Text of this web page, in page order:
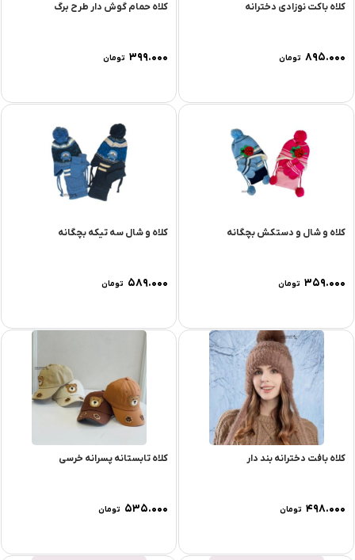
کلاه باکت نوزادی دخترانه
۸۹۵.۰۰۰ تومان
کلاه حمام گوش دار طرح برگ
۳۹۹.۰۰۰ تومان
کلاه و شال و دستکش بچگانه
۳۵۹.۰۰۰ تومان
کلاه و شال سه تیکه بچگانه
۵۸۹.۰۰۰ تومان
کلاه بافت دخترانه بند دار
۴۹۸.۰۰۰ تومان
کلاه تابستانه پسرانه خرسی
۵۳۵.۰۰۰ تومان